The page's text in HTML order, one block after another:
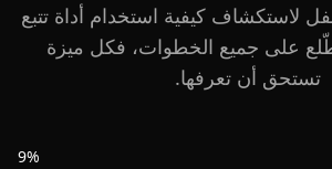
لاستكشاف كيفية استخدام أداة تتبع
على جميع الخطوات، فكل ميزة
تستحق أن تعرفها.
9%